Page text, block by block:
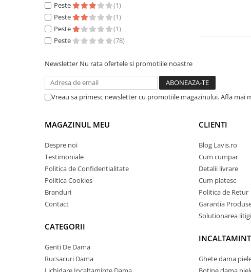
Peste
(1)
Peste
(1)
Peste
(1)
Peste
(78)
Newsletter Nu rata ofertele si promotiile noastre
Vreau sa primesc newsletter cu promotiile magazinului. Afla mai
MAGAZINUL MEU
Despre noi
Testimoniale
Politica de Confidentialitate
Politica Cookies
Branduri
Contact
CATEGORII
Genti De Dama
Rucsacuri Dama
CLIENTI
Blog Lavis.ro
Cum cumpar
Detalii livrare
Cum platesc
Politica de Retur
Garantia
Solutionarea
Ghete dama